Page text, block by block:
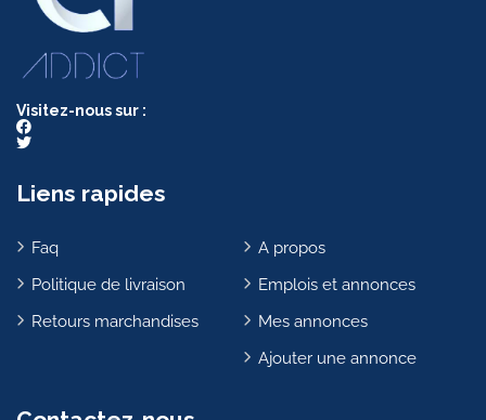
Visitez-nous sur :
Liens rapides
Faq
Politique de livraison
Retours marchandises
A propos
Emplois et annonces
Mes annonces
Ajouter une annonce